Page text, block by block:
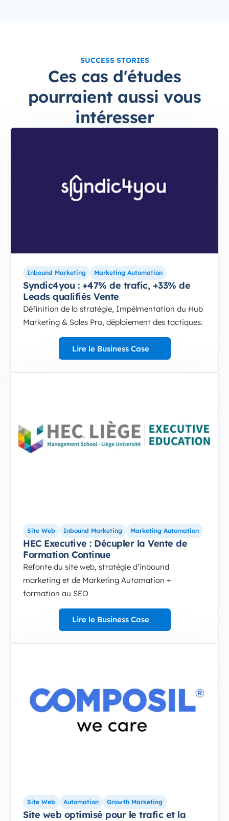
SUCCESS STORIES
Ces cas d'études
pourraient aussi vous
intéresser
Inbound Marketing Marketing Automation
Syndic4you : +47% de trafic, +33% de
Leads qualifiés Vente
Définition de la stratégie, Impélmentation du Hub
Marketing & Sales Pro, déploiement des tactiques.
Lire le Business Case
Site Web Inbound Marketing Marketing Automation
HEC Executive : Décupler la Vente de
Formation Continue
Refonte du site web, stratégie d’inbound
marketing et de Marketing Automation +
formation au SEO
Lire le Business Case
Site Web Automation Growth Marketing
Site web optimisé pour le trafic et la